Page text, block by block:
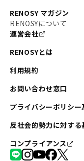
RENOSY マガジン
RENOSYについて
運営会社
RENOSYとは
利用規約
お問い合わせ窓口
プライバシーポリシ
反社会的勢力に対する
コンプライアンス